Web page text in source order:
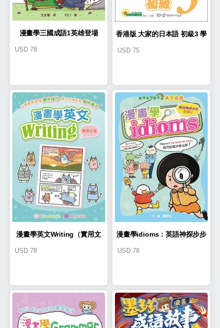
漫畫學三國成語1英雄登場
USD 78
香港版 大家的日本語 初級3 學
USD 75
漫畫學英文Writing（實用文
USD 78
漫畫學idioms：英語神探步步
USD 78